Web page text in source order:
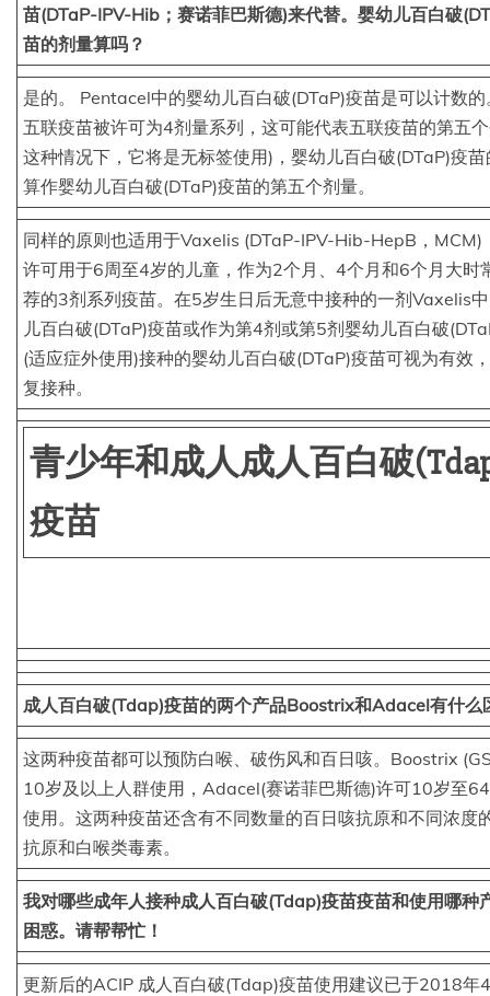
苗(DTaP-IPV-Hib；赛诺菲巴斯德)来代替。婴幼儿百白破
苗的剂量算吗？
是的。 Pentacel中的婴幼儿百白破(DTaP)疫苗是可以计数
五联疫苗被许可为4剂量系列，这可能代表五联疫苗的第五
这种情况下，它将是无标签使用)，婴幼儿百白破(DTaP)疫
算作婴幼儿百白破(DTaP)疫苗的第五个剂量。
同样的原则也适用于Vaxelis (DTaP-IPV-Hib-HepB，MCM)
许可用于6周至4岁的儿童，作为2个月、4个月和6个月大时
荐的3剂系列疫苗。在5岁生日后无意中接种的一剂Vaxelis
儿百白破(DTaP)疫苗或作为第4剂或第5剂婴幼儿百白破
(适应症外使用)接种的婴幼儿百白破(DTaP)疫苗可视为有效
复接种。
青少年和成人成人百白破
疫苗
成人百白破(Tdap)疫苗的两个产品Boostrix和Adacel有什么
这两种疫苗都可以预防白喉、破伤风和百日咳。Boostrix
10岁及以上人群使用，Adacel(赛诺菲巴斯德)许可10岁至
使用。这两种疫苗还含有不同数量的百日咳抗原和不同浓度
抗原和白喉类毒素。
我对哪些成年人接种成人百白破(Tdap)疫苗疫苗和使用哪种
困惑。请帮帮忙！
更新后的ACIP 成人百白破(Tdap)疫苗使用建议已于2018年